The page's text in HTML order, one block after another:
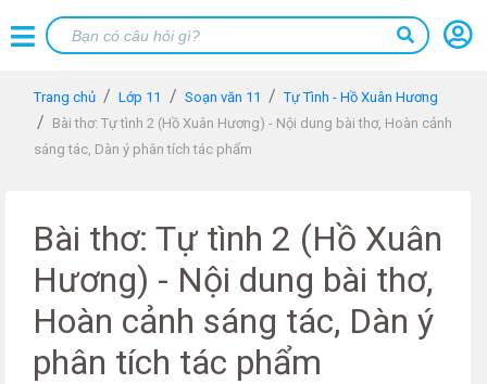
Trang chủ Lớp 11 Soạn văn 11
Tự Tình - Hồ Xuân Hương
Bài thơ: Tự tình 2 (Hồ Xuân Hương) - Nội dung bài thơ, Hoàn cảnh
sáng tác, Dàn ý phân tích tác phẩm
Bài thơ: Tự tình 2 (Hồ Xuân
Hương) - Nội dung bài thơ,
Hoàn cảnh sáng tác, Dàn ý
phân tích tác phẩm